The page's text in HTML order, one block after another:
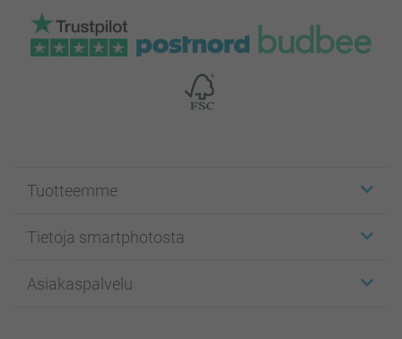
Tuotteemme
Kuvakortit
Kuvakirjat
Tietoja smartphotosta
Affiliate ohjelma
Asiakaspalvelu